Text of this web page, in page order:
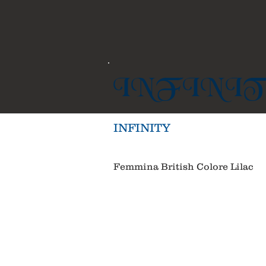
INFINITY
Femmina British Colore Lilac